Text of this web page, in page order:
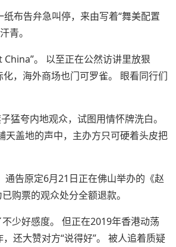
布告弁急叫停，来由写着“舞美配置
青。
。 以至正在公然访讲里放狠
，海外商场也门可罗雀。 眼看同行们
夸内地观众，试图用情怀牌洗白。
盖地的声中，主办方只可硬着头皮把
告原定6月21日正在佛山举办的《赵
购票的观众处分全额退款。
少好感度。 但正在2019年香港动荡
还大赞对方“说得好”。 被人追着质疑